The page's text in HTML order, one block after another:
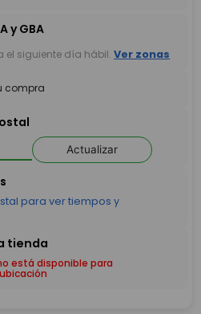
y GBA
el siguiente día hábil. Ver zonas
compra
Actualizar
está disponible para